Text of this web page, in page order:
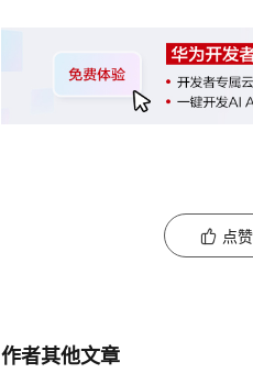
点赞
作者其他文章